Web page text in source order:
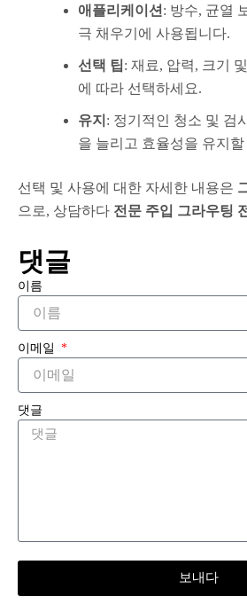
애플리케이션 : 방수, 균열
극 채우기에 사용됩니다.
선택 팁 : 재료, 압력, 크기
에 따라 선택하세요.
유지 : 정기적인 청소 및 검
을 늘리고 효율성을 유지
선택 및 사용에 대한 자세한 내용은
으로, 상담하다 전문 주입 그라우팅
댓글
이름
이메일
댓글
보내다